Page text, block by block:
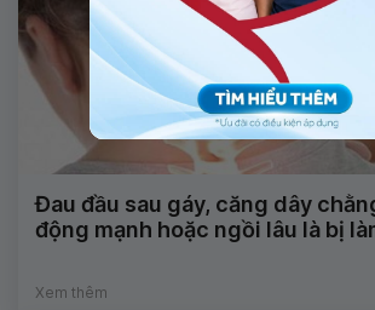
Đau đầu sau gáy, căng dây
động mạnh hoặc ngồi lâu là bị
Xem thêm